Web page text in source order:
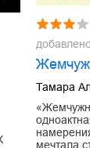
добавлено
Тамара
мечтала